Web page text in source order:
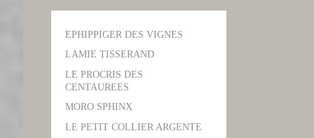
EPHIPPIGER DES VIGNES
LAMIE TISSERAND
LE PROCRIS DES
CENTAUREES
MORO SPHINX
LE PETIT COLLIER ARGENTE